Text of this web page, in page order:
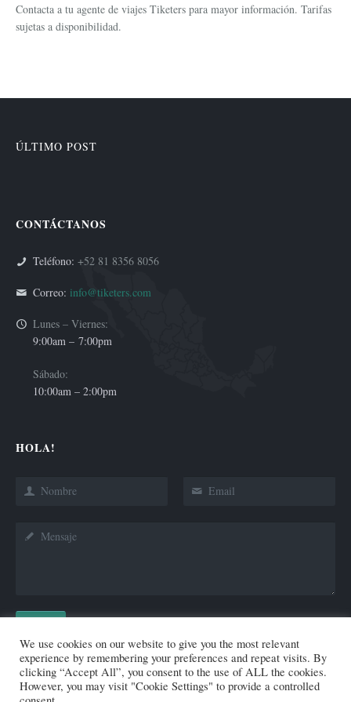
Contacta a tu agente de viajes Tiketers para mayor información. Tarifas
sujetas a disponibilidad.
ÚLTIMO POST
CONTÁCTANOS
Teléfono: +52 81 8356 8056
Correo: info@tiketers.com
Lunes – Viernes:
9:00am – 7:00pm
Sábado:
10:00am – 2:00pm
HOLA!
We use cookies on our website to give you the most relevant
experience by remembering your preferences and repeat visits. By
clicking “Accept All”, you consent to the use of ALL the cookies.
However, you may visit "Cookie Settings" to provide a controlled